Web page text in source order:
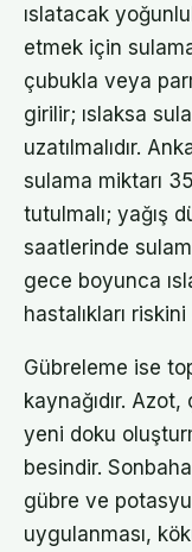
ıslatacak
etmek için
çubukla veya
girilir; ıslaksa
uzatılmalıdır.
sulama miktarı
tutulmalı; yağış
saatlerinde
gece boyunca
hastalıkları riskini
Gübreleme ise
kaynağıdır.
yeni doku
besindir.
gübre ve
uygulanması,